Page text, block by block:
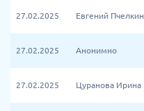
27.02.2025 Евгений Пчелкин
27.02.2025 Анонимно
27.02.2025 Цуранова Ирина